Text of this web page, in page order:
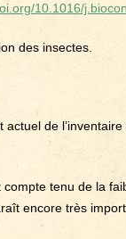
10.1016/
des insectes.
actuel de
tenu de la
encore très